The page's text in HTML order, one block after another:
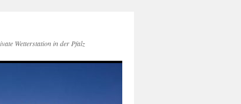
Wetterstation in der Pfalz